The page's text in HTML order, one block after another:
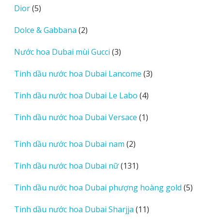
Dior 55
phẩm
Dolce & Gabbana 22
phẩm
Nước hoa Dubai mùi Gucci 33
phẩm
Tinh dầu nước hoa Dubai Lancome 33
Tinh dầu nước hoa Dubai Le Labo 44
phẩm
Tinh dầu nước hoa Dubai Versace 11
Tinh dầu nước hoa Dubai nam 22
phẩm
Tinh dầu nước hoa Dubai nữ 131131
phẩm
Tinh dầu nước hoa Dubai phượng hoàng gold 55
Tinh dầu nước hoa Dubai Sharjja 1111